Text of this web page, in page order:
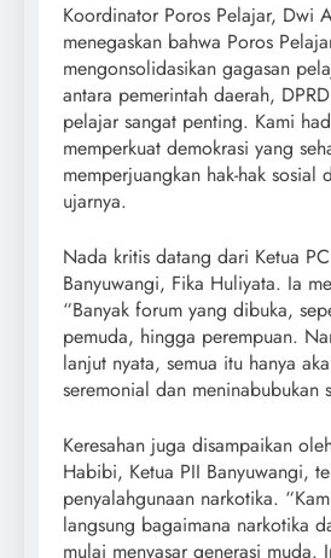
Koordinator Poros Pelajar, Dwi
menegaskan bahwa Poros
mengonsolidasikan gagasan
antara pemerintah daerah,
pelajar sangat penting. Kami
memperkuat demokrasi yang
memperjuangkan hak-hak sosial
ujarnya.
Nada kritis datang dari Ketua
Banyuwangi, Fika Huliyata. Ia
“Banyak forum yang dibuka,
pemuda, hingga perempuan.
lanjut nyata, semua itu hanya
seremonial dan meninabubukan
Keresahan juga disampaikan
Habibi, Ketua PII Banyuwangi,
penyalahgunaan narkotika.
langsung bagaimana narkotika
mulai menyasar generasi muda.